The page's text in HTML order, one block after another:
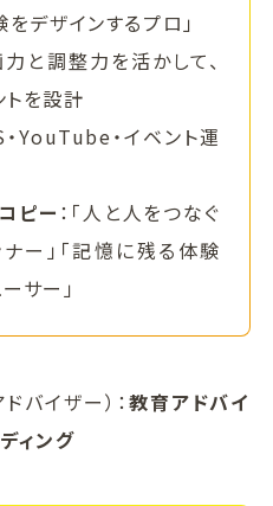
をデザインするプロ」
力と調整力を活かして、
を設計
・YouTube・イベント運
ピー ：「人と人をつなぐ
ー」「記憶に残る体験
サー」
バイザー）： 教育アドバイ
ィング